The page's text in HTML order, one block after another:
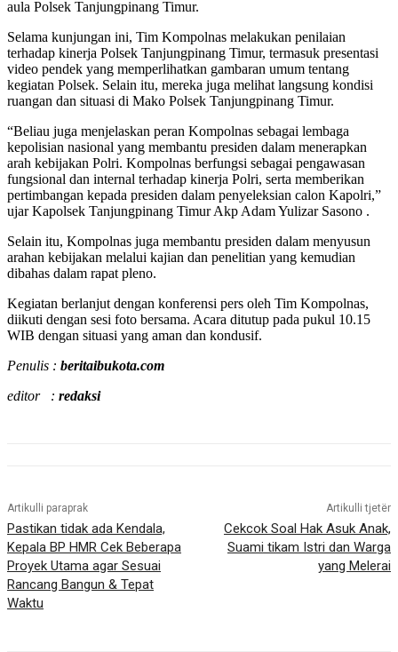
aula Polsek Tanjungpinang Timur.
Selama kunjungan ini, Tim Kompolnas melakukan penilaian
terhadap kinerja Polsek Tanjungpinang Timur, termasuk presentasi
video pendek yang memperlihatkan gambaran umum tentang
kegiatan Polsek. Selain itu, mereka juga melihat langsung kondisi
ruangan dan situasi di Mako Polsek Tanjungpinang Timur.
“Beliau juga menjelaskan peran Kompolnas sebagai lembaga
kepolisian nasional yang membantu presiden dalam menerapkan
arah kebijakan Polri. Kompolnas berfungsi sebagai pengawasan
fungsional dan internal terhadap kinerja Polri, serta memberikan
pertimbangan kepada presiden dalam penyeleksian calon Kapolri,”
ujar Kapolsek Tanjungpinang Timur Akp Adam Yulizar Sasono .
Selain itu, Kompolnas juga membantu presiden dalam menyusun
arahan kebijakan melalui kajian dan penelitian yang kemudian
dibahas dalam rapat pleno.
Kegiatan berlanjut dengan konferensi pers oleh Tim Kompolnas,
diikuti dengan sesi foto bersama. Acara ditutup pada pukul 10.15
WIB dengan situasi yang aman dan kondusif.
Penulis : beritaibukota.com
editor : redaksi
Artikulli paraprak
Pastikan tidak ada Kendala,
Kepala BP HMR Cek Beberapa
Proyek Utama agar Sesuai
Rancang Bangun & Tepat
Waktu
Artikulli tjetër
Cekcok Soal Hak Asuk Anak,
Suami tikam Istri dan Warga
yang Melerai